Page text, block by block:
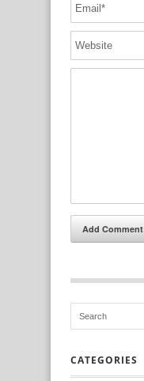
Add Comment
CATEGORIES